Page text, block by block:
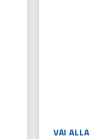
VAI